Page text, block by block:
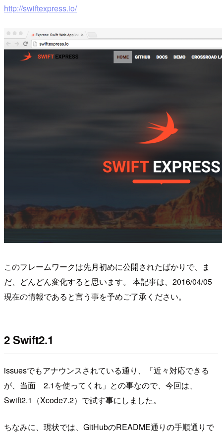
http://swiftexpress.io/
このフレームワークは先月初めに公開されたばかりで、ま
だ、どんどん変化すると思います。 本記事は、2016/04/05
現在の情報であると言う事を予めご了承ください。
2 Swift2.1
issuesでもアナウンスされている通り、「近々対応できる
が、当面 2.1を使ってくれ」との事なので、今回は、
Swift2.1（Xcode7.2）で試す事にしました。
ちなみに、現状では、GitHubのREADME通りの手順通りで